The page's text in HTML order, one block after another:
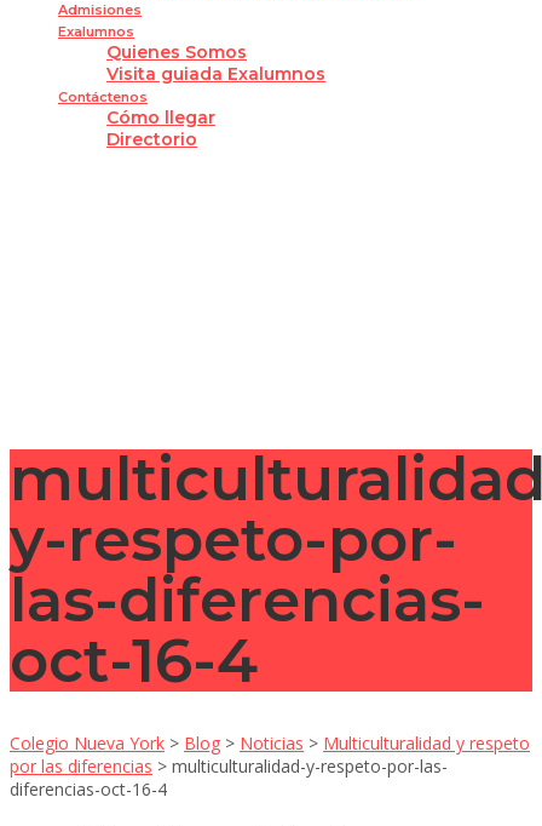
Admisiones
Exalumnos
Quienes Somos
Visita guiada Exalumnos
Contáctenos
Cómo llegar
Directorio
y-respeto-por-
las-diferencias-
oct-16-4
Colegio Nueva York > Blog > Noticias > Multiculturalidad y respeto
por las diferencias > multiculturalidad-y-respeto-por-las-
diferencias-oct-16-4